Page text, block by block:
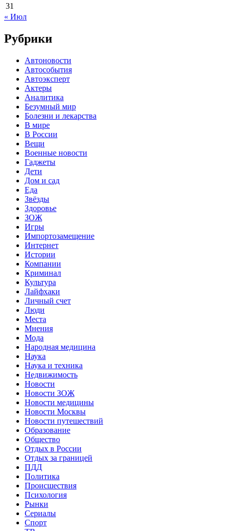
31
« Июл
Рубрики
Автоновости
Автособытия
Автоэксперт
Актеры
Аналитика
Безумный мир
Болезни и лекарства
В мире
В России
Вещи
Военные новости
Гаджеты
Дети
Дом и сад
Еда
Звёзды
Здоровье
ЗОЖ
Игры
Импортозамещение
Интернет
Истории
Компании
Криминал
Культура
Лайфхаки
Личный счет
Люди
Места
Мнения
Мода
Народная медицина
Наука
Наука и техника
Недвижимость
Новости
Новости ЗОЖ
Новости медицины
Новости Москвы
Новости путешествий
Образование
Общество
Отдых в России
Отдых за границей
ПДД
Политика
Происшествия
Психология
Рынки
Сериалы
Спорт